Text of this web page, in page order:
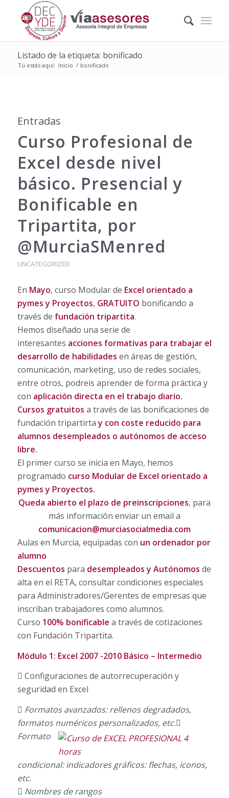
Listado de la etiqueta: bonificado
Tú estás aquí: Inicio / bonificado
Entradas
Curso Profesional de
Excel desde nivel
básico. Presencial y
Bonificable en
Tripartita, por
@MurciaSMenred
UNCATEGORIZED
En Mayo, curso Modular de Excel orientado a
pymes y Proyectos, GRATUITO bonificando a
través de fundación tripartita.
Hemos diseñado una serie de
interesantes acciones formativas para trabajar el
desarrollo de habilidades en áreas de gestión,
comunicación, marketing, uso de redes sociales,
entre otros, podreis aprender de forma práctica y
con aplicación directa en el trabajo diario.
Cursos gratuitos a través de las bonificaciones de
fundación tripartirtay con coste reducido para
alumnos desempleados o autónomos de acceso
libre.
El primer curso se inicia en Mayo, hemos
programado curso Modular de Excel orientado a
pymes y Proyectos.
Queda abierto el plazo de preinscripciones, para
más información enviar un email a
comunicacion@murciasocialmedia.com
Aulas en Murcia, equipadas con un ordenador por
alumno
Descuentos para desempleados y Autónomos de
alta en el RETA, consultar condiciones especiales
para Administradores/Gerentes de empresas que
inscriban trabajadores como alumnos.
Curso 100% bonificable a través de cotizaciones
con Fundación Tripartita.
Módulo 1: Excel 2007 -2010 Básico – Intermedio
 Configuraciones de autorrecuperación y
seguridad en Excel
 Formatos avanzados: rellenos degradados,
formatos numéricos personalizados, etc.
Formato
condicional: indicadores gráficos: flechas, iconos,
etc.
 Nombres de rangos